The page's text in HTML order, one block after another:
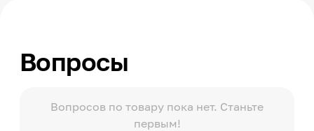
Тип колбы
Прочее
Вопросы
Вопросов по товару пока нет. Станьте
первым!